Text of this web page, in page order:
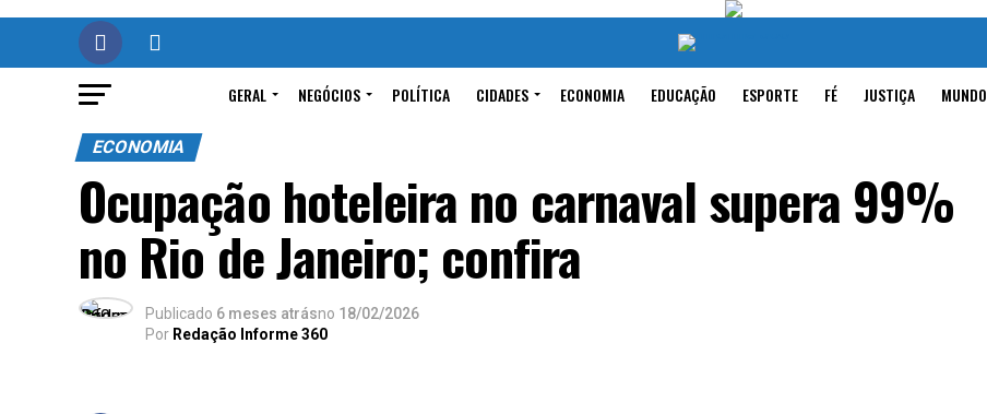
GERAL NEGÓCIOS POLÍTICA CIDADES ECONOMIA EDUCAÇÃO ESPORTE FÉ JUSTIÇA MUNDO
ECONOMIA
Ocupação hoteleira no carnaval supera 99%
no Rio de Janeiro; confira
Publicado 6 meses atrásno 18/02/2026
Por Redação Informe 360